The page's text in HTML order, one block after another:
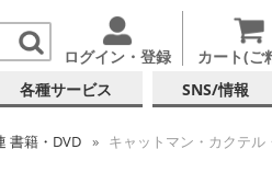
ログイン・登録 カート(ご
各種サービス SNS/情報
書籍・DVD キャットマン・カクテル